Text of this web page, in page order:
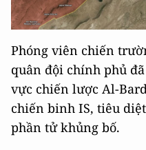
Phóng viên chiến
quân đội chính phủ
vực chiến lược Al-
chiến binh IS, tiêu
phần tử khủng bố.